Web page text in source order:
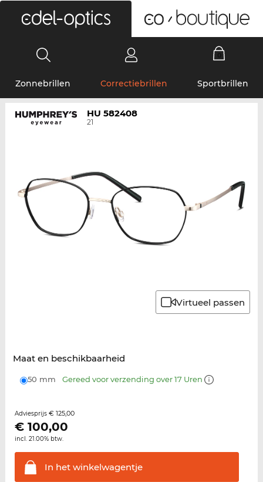
Zonnebrillen Correctiebrillen Sportbrillen
HU 582408
21
Virtueel passen
Maat en beschikbaarheid
50 mm Gereed voor verzending over 17 Uren
Adviesprijs € 125,00
€ 100,00
incl. 21.00% btw.
In hetwinkelwagentje